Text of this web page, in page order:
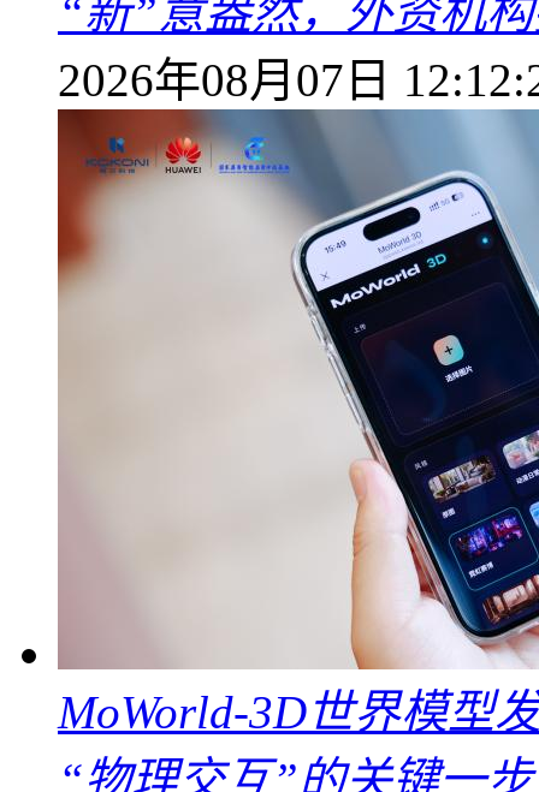
“新”意盎然，外资机
2026年08月07日
MoWorld-3D世界模型
“物理交互”的关键一步